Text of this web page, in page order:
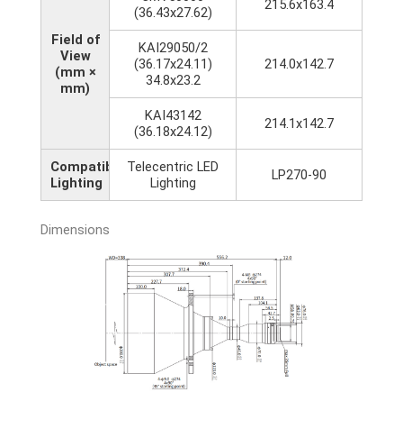
Field of
View
(mm ×
mm)
(36.43x27.62)
215.6x163.4
KAI29050/2
(36.17x24.11)
34.8x23.2
214.0x142.7
KAI43142
(36.18x24.12)
214.1x142.7
Compatible
Lighting
Telecentric LED
Lighting
LP270-90
Dimensions